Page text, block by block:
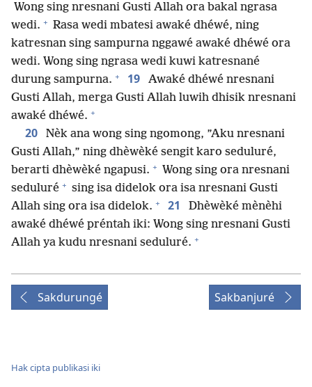
Wong sing nresnani Gusti Allah ora bakal ngrasa
wedi. + Rasa wedi mbatesi awaké dhéwé, ning
katresnan sing sampurna nggawé awaké dhéwé ora
wedi. Wong sing ngrasa wedi kuwi katresnané
durung sampurna. + 19
Awaké dhéwé nresnani
Gusti Allah, merga Gusti Allah luwih dhisik nresnani
awaké dhéwé. +
20
Nèk ana wong sing ngomong, ”Aku nresnani
Gusti Allah,” ning dhèwèké sengit karo seduluré,
berarti dhèwèké ngapusi. + Wong sing ora nresnani
seduluré + sing isa didelok ora isa nresnani Gusti
Allah sing ora isa didelok. + 21
Dhèwèké mènèhi
awaké dhéwé préntah iki: Wong sing nresnani Gusti
Allah ya kudu nresnani seduluré. +
Sakdurungé Sakbanjuré
Hak cipta publikasi iki